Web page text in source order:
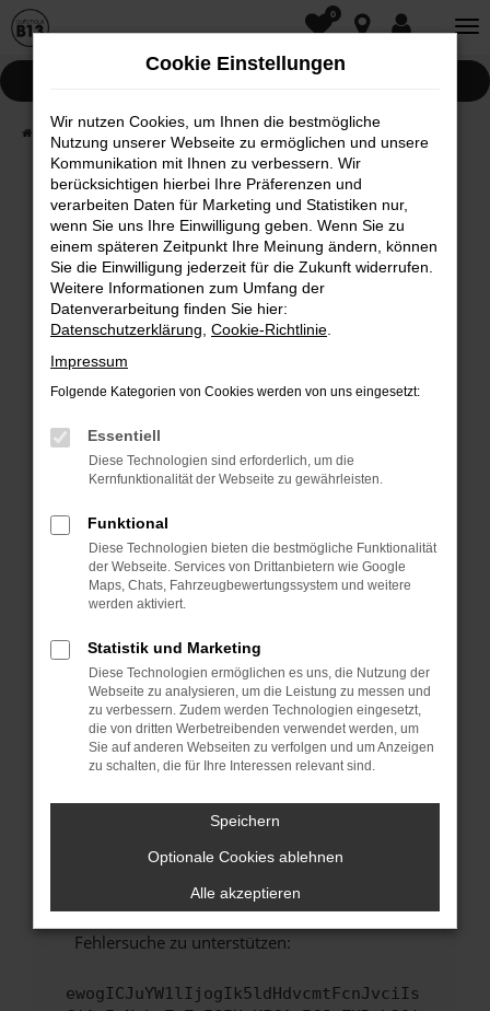
Zum
0
Fahrzeugwelt
Fehler: Network Error
Beim Laden ist ein Fehler aufgetreten.
Hier sind ein paar Tipps, die dir helfen können:
Überprüfe deine Firewall und deine
Internetverbindung.
Laden andere Webseiten, zum Beispiel deine
Manche Erweiterungen, wie Werbeblocker,
können das Laden bestimmter Seiten
verhindern. Funktioniert die Seite in einem
Fenster?
Starte dein Gerät neu.
Das kann manchmal helfen, vorübergehende
Probleme zu beheben.
Stelle sicher, dass dein Browser und dein
Betriebssystem auf dem neuesten Stand
sind.
Veraltete Software birgt nicht nur ein
Sicherheitsrisiko, sondern kann auch dazu
führen, dass bestimmte Funktionen nicht mehr
Wende dich an den Webseitenbetreiber.
hast, kontaktiere uns bitte. Wir werden
versuchen, das Problem zu beheben. Du kannst
uns diesen Text schicken, um uns bei der
Fehlersuche zu unterstützen:
ewogICJuYW1lIjogIk5ldHdvcmtFcnJvciIs
Cookie Einstellungen
Wir nutzen Cookies, um Ihnen die bestmögliche
Nutzung unserer Webseite zu ermöglichen und unsere
Kommunikation mit Ihnen zu verbessern. Wir
berücksichtigen hierbei Ihre Präferenzen und
verarbeiten Daten für Marketing und Statistiken nur,
wenn Sie uns Ihre Einwilligung geben. Wenn Sie zu
einem späteren Zeitpunkt Ihre Meinung ändern, können
Sie die Einwilligung jederzeit für die Zukunft widerrufen.
Weitere Informationen zum Umfang der
Datenverarbeitung finden Sie hier:
Datenschutzerklärung Cookie-Richtlinie
Impressum
Folgende Kategorien von Cookies werden von uns eingesetzt:
Essentiell
Diese Technologien sind erforderlich, um die
Kernfunktionalität der Webseite zu gewährleisten.
Funktional
Diese Technologien bieten die bestmögliche Funktionalität
der Webseite. Services von Drittanbietern wie Google
Maps, Chats, Fahrzeugbewertungssystem und weitere
werden aktiviert.
Statistik und Marketing
Diese Technologien ermöglichen es uns, die Nutzung der
Webseite zu analysieren, um die Leistung zu messen und
zu verbessern. Zudem werden Technologien eingesetzt,
die von dritten Werbetreibenden verwendet werden, um
Sie auf anderen Webseiten zu verfolgen und um Anzeigen
zu schalten, die für Ihre Interessen relevant sind.
Speichern
Optionale Cookies ablehnen
Alle akzeptieren